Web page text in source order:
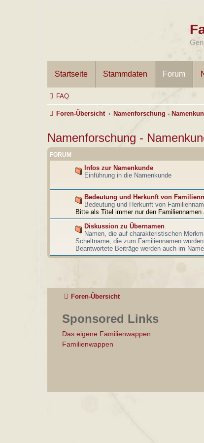
Startseite Stammdaten Forum
FAQ
Foren-Übersicht Namenforschung -
Namenforschung -
FORUM
Infos zur Namenkunde
Einführung in die Namenkunde
Bedeutung und Herkunft von
Bedeutung und Herkunft von
Bitte als Titel immer nur den Familiennamen
Diskussion zu Übernamen
Namen, die auf charakteristischen
Scheltname, die zum Familiennamen
Beantwortete Beiträge werden auch im
Foren-Übersicht
Sponsored Links
Das eigene Familienwappen
Familienwappen